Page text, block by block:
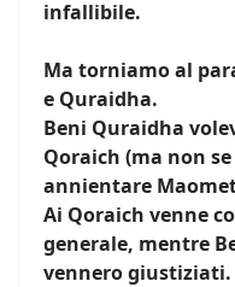
infallibile.
Ma torniamo al
e Quraidha.
Beni Quraidha
Qoraich (ma non
annientare
Ai Qoraich venne
generale, mentre
vennero giustiziati.